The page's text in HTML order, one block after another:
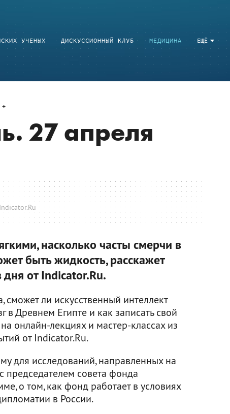
ЕЩЁ
УЧЕНЫХ ДИСКУССИОННЫЙ КЛУБ МЕДИЦИНА
27 апреля
насколько часты смерчи в
быть жидкость, расскажет
от Indicator.Ru.
сможет ли искусственный интеллект
в Древнем Египте и как записать свой
онлайн-лекциях и мастер-классах из
от Indicator.Ru.
для исследований, направленных на
с председателем совета фонда
о том, как фонд работает в условиях
в России.